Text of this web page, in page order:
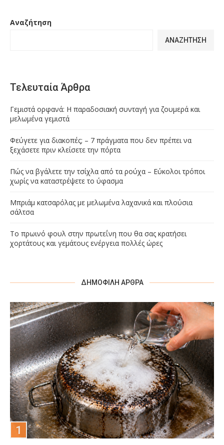
Αναζήτηση
ΑΝΑΖΉΤΗΣΗ
Τελευταία Άρθρα
Γεμιστά ορφανά: Η παραδοσιακή συνταγή για ζουμερά και
μελωμένα γεμιστά
Φεύγετε για διακοπές; – 7 πράγματα που δεν πρέπει να
ξεχάσετε πριν κλείσετε την πόρτα
Πώς να βγάλετε την τσίχλα από τα ρούχα – Εύκολοι τρόποι
χωρίς να καταστρέψετε το ύφασμα
Μπριάμ κατσαρόλας με μελωμένα λαχανικά και πλούσια
σάλτσα
Το πρωινό φουλ στην πρωτεΐνη που θα σας κρατήσει
χορτάτους και γεμάτους ενέργεια πολλές ώρες
ΔΗΜΟΦΙΛΉ ΆΡΘΡΑ